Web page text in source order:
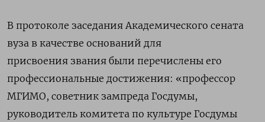
В протоколе заседания Академического сената
вуза в качестве оснований для
присвоения звания были перечислены его
профессиональные достижения: «профессор
МГИМО, советник зампреда Госдумы,
руководитель комитета по культуре Госдумы